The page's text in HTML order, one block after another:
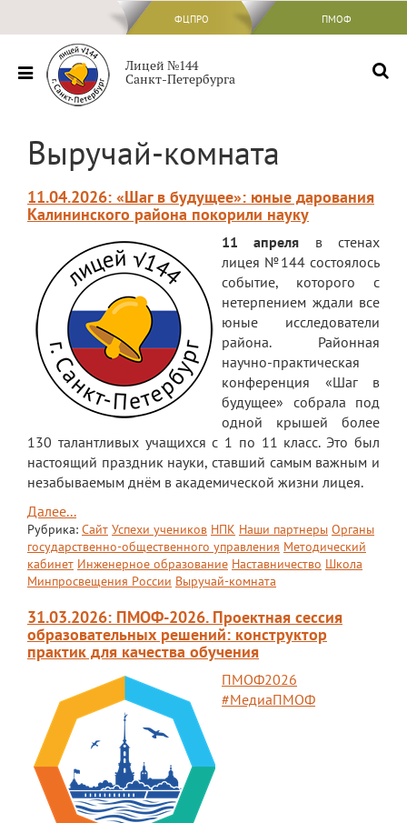
ФЦПРО ПМОФ
ФЦПРО
Сведения об ОО
Основные сведения
образовательной организацией
Документы
Образование
Образовательные стандарты и
требования
Руководство
Педагогический состав
Материально-техническое обеспечение
и оснащенность образовательного
процесса. Доступная среда
Платные образовательные услуги
Финансово-хозяйственная деятельность
Вакантные места для приема (перевода)
обучающихся
Стипендия и меры поддержки
обучающихся
Международное сотрудничество
Организация питания в лицее
Визитная карточка
Учительская
Контакты и местонахождение
Лицей №144
Санкт-Петербурга
Выручай-комната
11.04.2026: «Шаг в будущее»: юные дарования
Калининского района покорили науку
11 апреля в стенах
лицея №144 состоялось
событие, которого с
нетерпением ждали все
юные исследователи
района. Районная
научно-практическая
конференция «Шаг в
будущее» собрала под
одной крышей более
130 талантливых учащихся с 1 по 11 класс. Это был
настоящий праздник науки, ставший самым важным и
незабываемым днём в академической жизни лицея.
Далее...
Рубрика: Сайт Успехи учеников НПК Наши партнеры Органы
государственно-общественного управления Методический
кабинет Инженерное образование Наставничество Школа
Минпросвещения России Выручай-комната
31.03.2026: ПМОФ-2026. Проектная сессия
образовательных решений: конструктор
практик для качества обучения
ПМОФ2026
#МедиаПМОФ